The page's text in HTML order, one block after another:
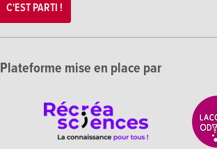
C'EST PARTI !
Plateforme mise en place par